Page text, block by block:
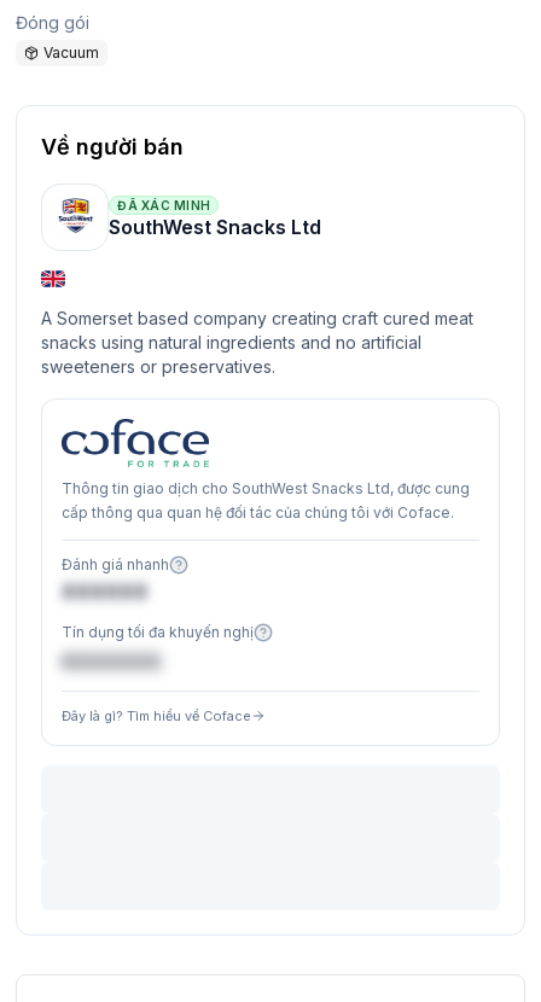
Đóng gói
Vacuum
Về người bán
ĐÃ XÁC MINH
SouthWest Snacks Ltd
A Somerset based company creating craft cured meat
snacks using natural ingredients and no artificial
sweeteners or preservatives.
Thông tin giao dịch cho SouthWest Snacks Ltd, được cung
cấp thông qua quan hệ đối tác của chúng tôi với Coface.
Đánh giá nhanh
XXXXXX
Tín dụng tối đa khuyến nghị
€XXXXXX
Đây là gì? Tìm hiểu về Coface